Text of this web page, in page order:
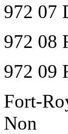
972 07
972 08
972 09
Fort-
Non